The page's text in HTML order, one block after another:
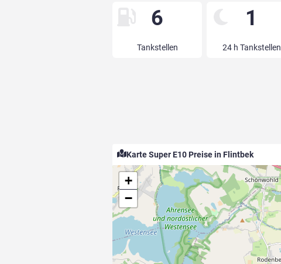
6
Tankstellen
1
24 h Tankstellen
Karte Super E10 Preise in Flintbek
+
−